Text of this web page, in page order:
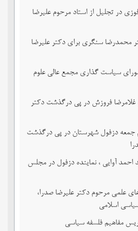
در تجلیل از استاد مرحوم علیرضا
محمدرضا سنگری برای دکتر علیرضا
سیاست گذاری مجمع عالی علوم
غلامرضا فروزش در پی درگذشت دکتر
جمعه دزفول شهرستان در پی درگذشت
احمد آوایی ، نماینده دزفول در مجلس
علمی مرحوم دکتر علیرضا صدرا،
اسلامی
مفاهیم فلسفه سیاسی